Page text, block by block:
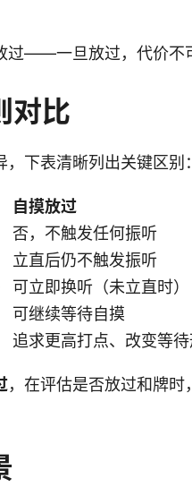
过——一旦放过，代价不
对比
下表清晰列出关键区别：
自摸放过
否，不触发任何振听
立直后仍不触发振听
可立即换听（未立直时）
可继续等待自摸
追求更高打点、改变等
，在评估是否放过和牌时